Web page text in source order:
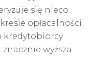
się nieco
opłacalności
kredytobiorcy
wyższa